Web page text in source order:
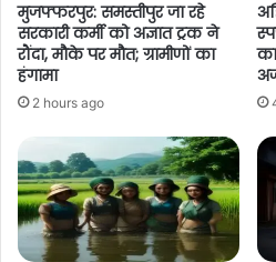
मुजफ्फरपुर: समस्तीपुर जा रहे
सरकारी कर्मी को अज्ञात ट्रक ने
रौंदा, मौके पर मौत; ग्रामीणों का
हंगामा
2 hours ago